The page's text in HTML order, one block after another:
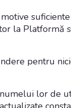
la Platformă
pentru
lor de